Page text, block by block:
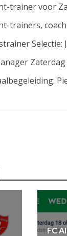
trainer voor
trainers,
Selectie:
FC